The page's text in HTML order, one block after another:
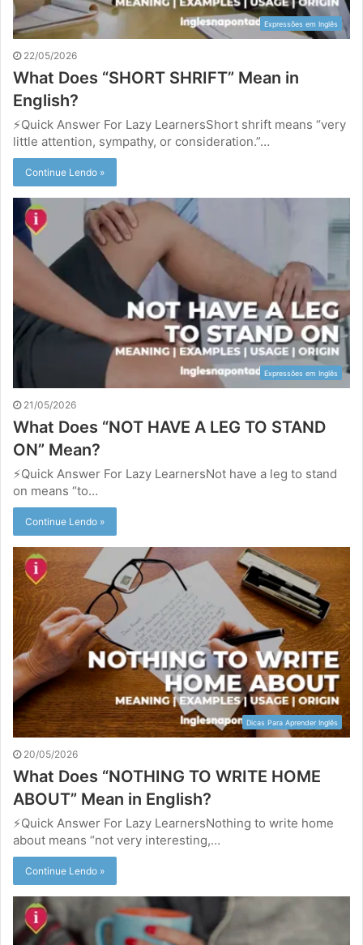
Expressões em Inglês
22/05/2026
What Does “SHORT SHRIFT” Mean in
English?
⚡Quick Answer For Lazy LearnersShort shrift means “very
little attention, sympathy, or consideration.”…
Continue Lendo »
Expressões em Inglês
21/05/2026
What Does “NOT HAVE A LEG TO STAND
ON” Mean?
⚡Quick Answer For Lazy LearnersNot have a leg to stand
on means “to…
Continue Lendo »
Dicas Para Aprender Inglês
20/05/2026
What Does “NOTHING TO WRITE HOME
ABOUT” Mean in English?
⚡Quick Answer For Lazy LearnersNothing to write home
about means “not very interesting,…
Continue Lendo »